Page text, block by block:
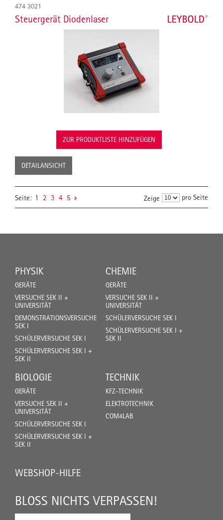
474 3021
Steuergerät Diodenlaser
ZUR PRODUKTLISTE HINZUFÜGEN
DETAILANSICHT
Seite: 1 2 3 4 5 Zeige pro Seite
PHYSIK
GERÄTE
VERSUCHE SEK II +
UNIVERSITÄT
DEMONSTRATIONSVERSUCHE
SEK I
SCHÜLERVERSUCHE SEK I
SCHÜLERVERSUCHE SEK I +
SEK II
CHEMIE
GERÄTE
VERSUCHE SEK II +
UNIVERSITÄT
SCHÜLERVERSUCHE SEK I
SCHÜLERVERSUCHE SEK I +
SEK II
BIOLOGIE
GERÄTE
VERSUCHE SEK II +
UNIVERSITÄT
SCHÜLERVERSUCHE SEK I
SCHÜLERVERSUCHE SEK I +
SEK II
TECHNIK
KFZ-TECHNIK
ELEKTROTECHNIK
COM4LAB
WEBSHOP-HILFE
BLOSS NICHTS VERPASSEN!